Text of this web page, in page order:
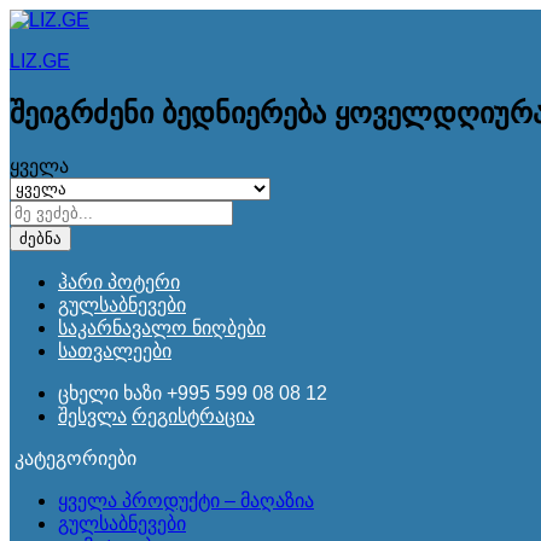
LIZ.GE
შეიგრძენი ბედნიერება
ყველა
ძებნა
ჰარი პოტერი
გულსაბნევები
საკარნავალო ნიღბები
სათვალეები
ცხელი ხაზი +995 599 08 08 12
შესვლა რეგისტრაცია
კატეგორიები
ყველა პროდუქტი – მაღაზია
გულსაბნევები